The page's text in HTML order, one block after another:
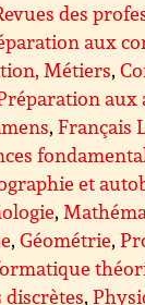
des
aux
Métiers,
aux
,Français
et
,
,Géométrie,
,